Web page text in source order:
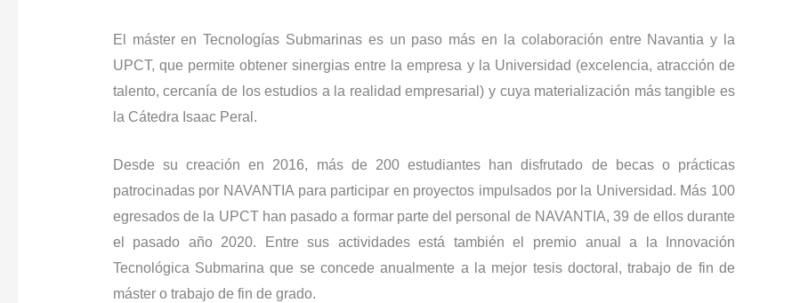
El máster en Tecnologías Submarinas es un paso más en la colaboración entre Navantia y la
UPCT, que permite obtener sinergias entre la empresa y la Universidad (excelencia, atracción de
talento, cercanía de los estudios a la realidad empresarial) y cuya materialización más tangible es
la Cátedra Isaac Peral.
Desde su creación en 2016, más de 200 estudiantes han disfrutado de becas o prácticas
patrocinadas por NAVANTIA para participar en proyectos impulsados por la Universidad. Más 100
egresados de la UPCT han pasado a formar parte del personal de NAVANTIA, 39 de ellos durante
el pasado año 2020. Entre sus actividades está también el premio anual a la Innovación
Tecnológica Submarina que se concede anualmente a la mejor tesis doctoral, trabajo de fin de
máster o trabajo de fin de grado.